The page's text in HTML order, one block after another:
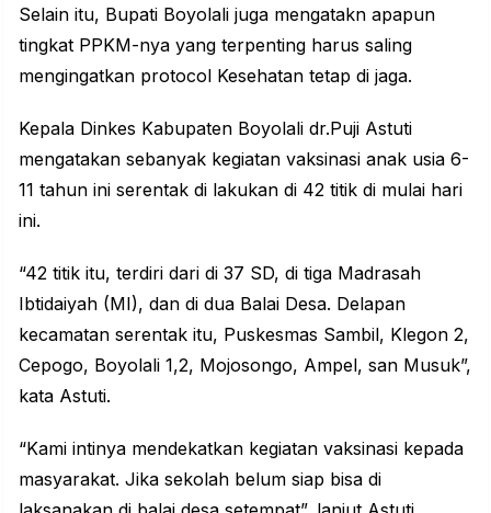
Selain itu, Bupati Boyolali juga mengatakn apapun
tingkat PPKM-nya yang terpenting harus saling
mengingatkan protocol Kesehatan tetap di jaga.
Kepala Dinkes Kabupaten Boyolali dr.Puji Astuti
mengatakan sebanyak kegiatan vaksinasi anak usia 6-
11 tahun ini serentak di lakukan di 42 titik di mulai hari
ini.
“42 titik itu, terdiri dari di 37 SD, di tiga Madrasah
Ibtidaiyah (MI), dan di dua Balai Desa. Delapan
kecamatan serentak itu, Puskesmas Sambil, Klegon 2,
Cepogo, Boyolali 1,2, Mojosongo, Ampel, san Musuk”,
kata Astuti.
“Kami intinya mendekatkan kegiatan vaksinasi kepada
masyarakat. Jika sekolah belum siap bisa di